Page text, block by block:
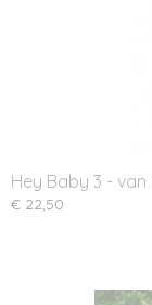
Hey Baby 3 -
€ 22,50